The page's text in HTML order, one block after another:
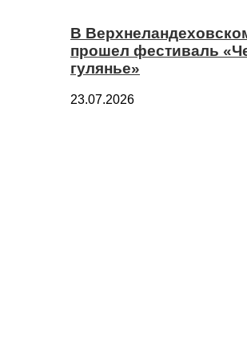
В
прошел фестиваль
гулянье»
23.07.2026